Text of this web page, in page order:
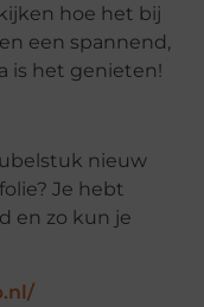
hoe het bij
een spannend,
is het genieten!
nieuw
Je hebt
en zo kun je